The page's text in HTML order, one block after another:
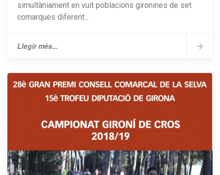
simultàniament en vuit poblacions gironines de set
comarques diferent...
Llegir més...